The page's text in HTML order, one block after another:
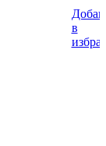
в